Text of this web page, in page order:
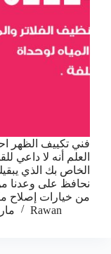
فني تكييف الظهر
العلم أنه لا داعي
الخاص بك الذي
نحافظ على وعدنا
من خيارات إصلاح
Rawan
مارس